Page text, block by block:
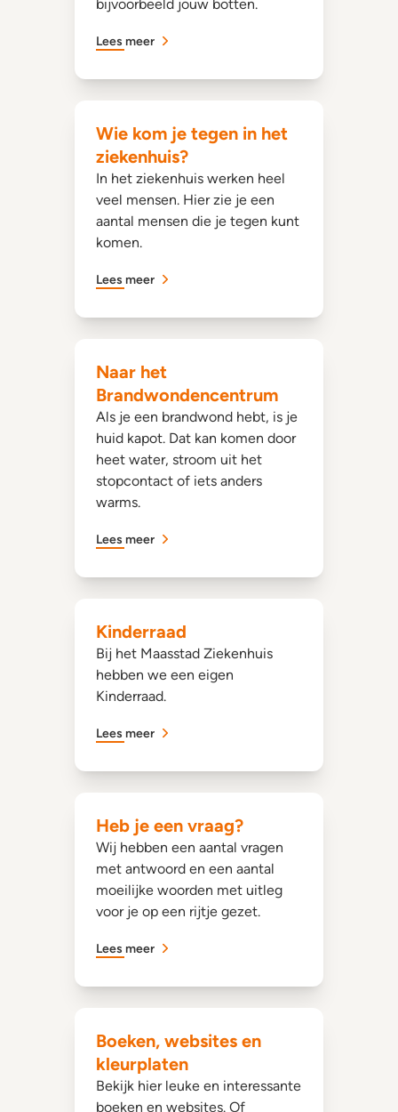
bijvoorbeeld jouw botten.
Lees meer
Wie kom je tegen in het
ziekenhuis?
In het ziekenhuis werken heel
veel mensen. Hier zie je een
aantal mensen die je tegen kunt
komen.
Lees meer
Naar het
Brandwondencentrum
Als je een brandwond hebt, is je
huid kapot. Dat kan komen door
heet water, stroom uit het
stopcontact of iets anders
warms.
Lees meer
Kinderraad
Bij het Maasstad Ziekenhuis
hebben we een eigen
Kinderraad.
Lees meer
Heb je een vraag?
Wij hebben een aantal vragen
met antwoord en een aantal
moeilijke woorden met uitleg
voor je op een rijtje gezet.
Lees meer
Boeken, websites en
kleurplaten
Bekijk hier leuke en interessante
boeken en websites. Of